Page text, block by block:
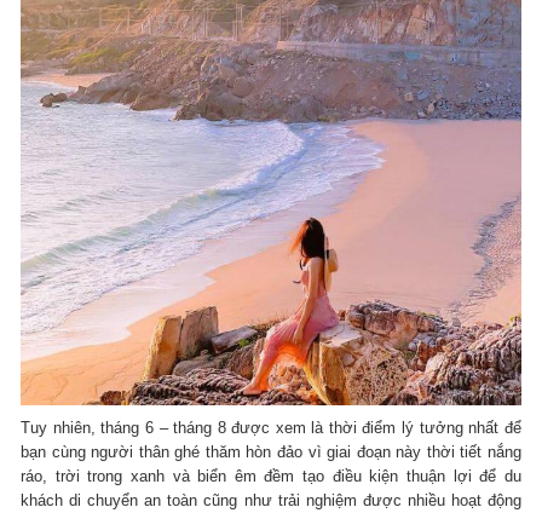
Tuy nhiên, tháng 6 – tháng 8 được xem là thời điểm lý tưởng nhất để
bạn cùng người thân ghé thăm hòn đảo vì giai đoạn này thời tiết nắng
ráo, trời trong xanh và biển êm đềm tạo điều kiện thuận lợi để du
khách di chuyển an toàn cũng như trải nghiệm được nhiều hoạt động